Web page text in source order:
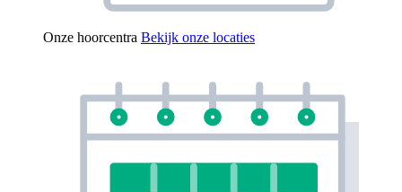
Onze hoorcentra Bekijk onze locaties